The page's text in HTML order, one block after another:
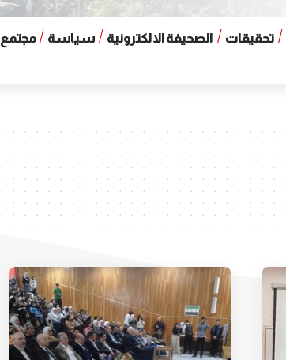
تحقيقات الصحيفة الالكترونية سياسة مجتمع